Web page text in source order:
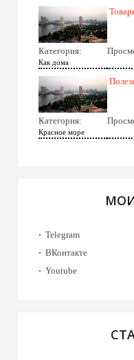
Категория:
Как дома
Категория:
Красное море
Telegram
ВКонтакте
Youtube